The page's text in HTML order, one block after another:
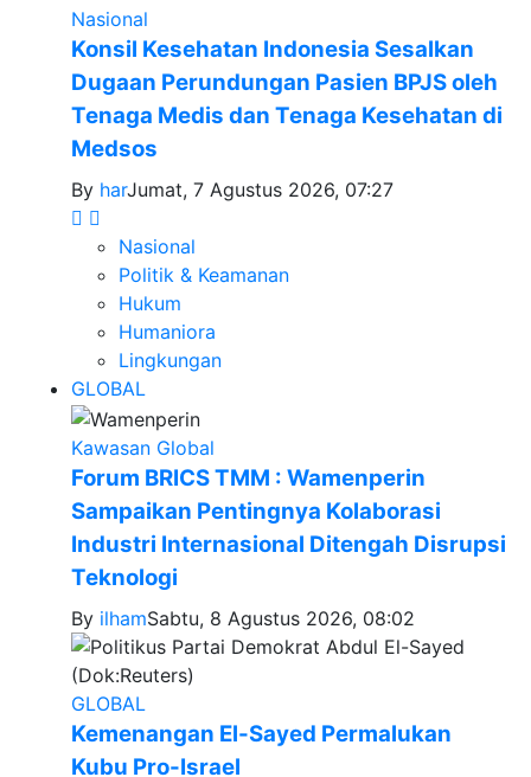
Nasional
Konsil Kesehatan Indonesia Sesalkan
Dugaan Perundungan Pasien BPJS oleh
Tenaga Medis dan Tenaga Kesehatan di
Medsos
By harJumat, 7 Agustus 2026, 07:27
Nasional
Politik & Keamanan
Hukum
Humaniora
Lingkungan
GLOBAL
Kawasan Global
Forum BRICS TMM : Wamenperin
Sampaikan Pentingnya Kolaborasi
Industri Internasional Ditengah Disrupsi
Teknologi
By ilhamSabtu, 8 Agustus 2026, 08:02
GLOBAL
Kemenangan El-Sayed Permalukan
Kubu Pro-Israel